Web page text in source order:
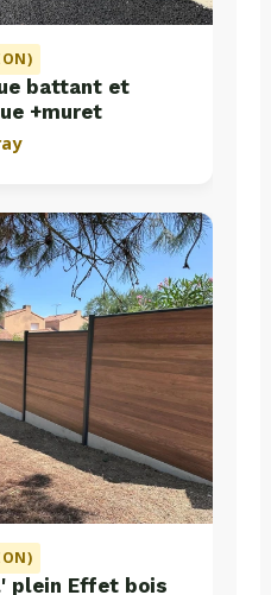
battant et
+muret
plein Effet bois